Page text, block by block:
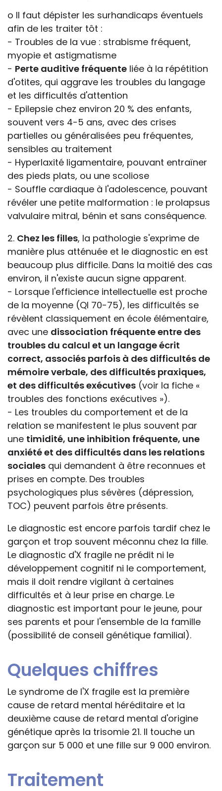
o Il faut dépister les surhandicaps éventuels
afin de les traiter tôt :
- Troubles de la vue : strabisme fréquent,
myopie et astigmatisme
- Perte auditive fréquente liée à la répétition
d'otites, qui aggrave les troubles du langage
et les difficultés d'attention
- Epilepsie chez environ 20 % des enfants,
souvent vers 4-5 ans, avec des crises
partielles ou généralisées peu fréquentes,
sensibles au traitement
- Hyperlaxité ligamentaire, pouvant entraïner
des pieds plats, ou une scoliose
- Souffle cardiaque à l'adolescence, pouvant
révéler une petite malformation : le prolapsus
valvulaire mitral, bénin et sans conséquence.
2. Chez les filles, la pathologie s'exprime de
manière plus atténuée et le diagnostic en est
beaucoup plus difficile. Dans la moitié des cas
environ, il n'existe aucun signe apparent.
- Lorsque l'efficience intellectuelle est proche
de la moyenne (QI 70-75), les difficultés se
révèlent classiquement en école élémentaire,
avec une dissociation fréquente entre des
troubles du calcul et un langage écrit
correct, associés parfois à des difficultés de
mémoire verbale, des difficultés praxiques,
et des difficultés exécutives (voir la fiche «
troubles des fonctions exécutives »).
- Les troubles du comportement et de la
relation se manifestent le plus souvent par
une timidité, une inhibition fréquente, une
anxiété et des difficultés dans les relations
sociales qui demandent à être reconnues et
prises en compte. Des troubles
psychologiques plus sévères (dépression,
TOC) peuvent parfois être présents.
Le diagnostic est encore parfois tardif chez le
garçon et trop souvent méconnu chez la fille.
Le diagnostic d'X fragile ne prédit ni le
développement cognitif ni le comportement,
mais il doit rendre vigilant à certaines
difficultés et à leur prise en charge. Le
diagnostic est important pour le jeune, pour
ses parents et pour l'ensemble de la famille
(possibilité de conseil génétique familial).
Quelques chiffres
Le syndrome de l'X fragile est la première
cause de retard mental héréditaire et la
deuxième cause de retard mental d'origine
génétique après la trisomie 21. Il touche un
garçon sur 5 000 et une fille sur 9 000 environ.
Traitement